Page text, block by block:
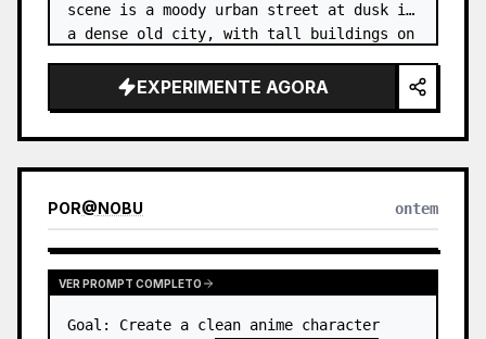
scene is a moody urban street at dusk in
a dense old city, with tall buildings on
moving cars, soft streetlights,…
EXPERIMENTE AGORA
POR@NOBU ontem
VER PROMPT COMPLETO
Goal: Create a clean anime character